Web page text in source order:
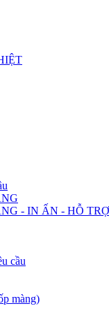
- IN ẤN - HỖ
cầu
màng)